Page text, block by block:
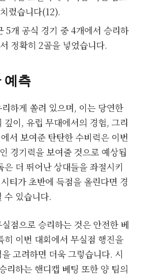
렀습니다(12).
5개 공식 경기 중 4개에서 승리하
정확히 2골을 넣었습니다.
예측
하게 쏠려 있으며, 이는 당연한
깊이, 유럽 무대에서의 경험, 그리
서 보여준 탄탄한 수비력은 이번
경기력을 보여줄 것으로 예상됩
은 더 뛰어난 상대들을 좌절시키
티가 초반에 득점을 올린다면 경
수 있습니다.
점으로 승리하는 것은 안전한 베
히 이번 대회에서 무실점 행진을
고려하면 더욱 그렇습니다. 시
리하는 핸디캡 베팅 또한 양 팀의